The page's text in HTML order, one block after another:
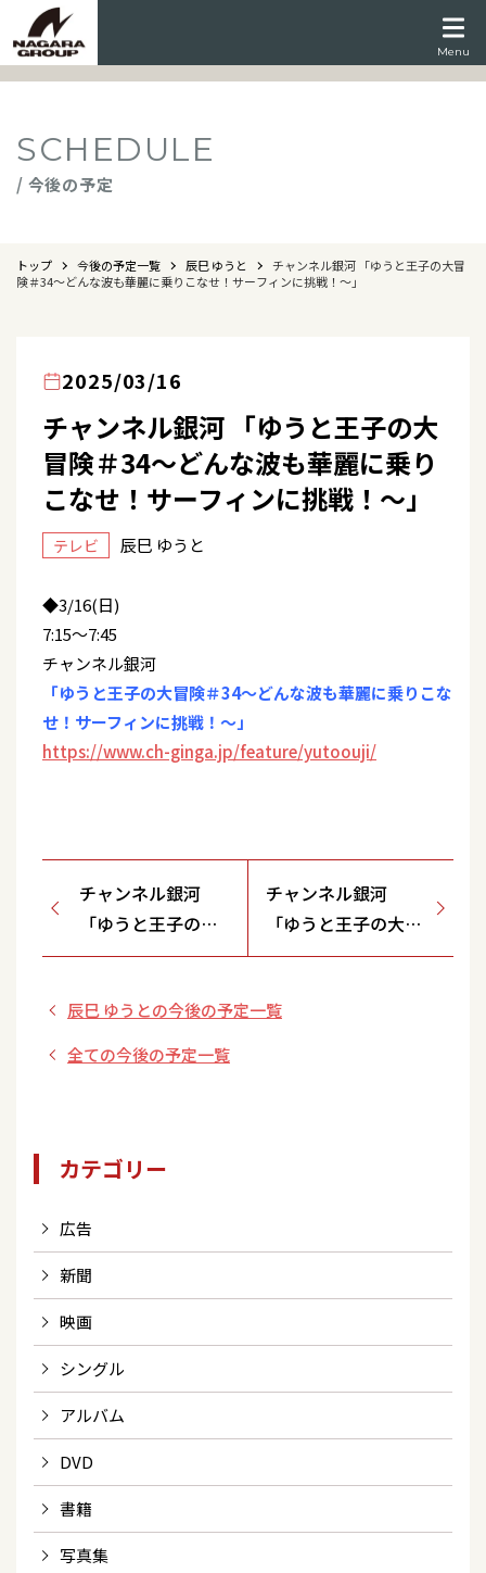
Menu
SCHEDULE
/ 今後の予定
トップ 今後の予定一覧 辰巳 ゆうと
チャンネル銀河 「ゆうと王子の大冒
険＃34～どんな波も華麗に乗りこなせ！サーフィンに挑戦！～」
2025/03/16
チャンネル銀河 「ゆうと王子の大
冒険＃34～どんな波も華麗に乗り
こなせ！サーフィンに挑戦！～」
テレビ 辰巳 ゆうと
◆3/16(日)
7:15～7:45
チャンネル銀河
「ゆうと王子の大冒険＃34～どんな波も華麗に乗りこな
せ！サーフィンに挑戦！～」
https://www.ch-ginga.jp/feature/yutoouji/
チャンネル銀河
「ゆうと王子の大
冒険＃34～どんな
なせ！サーフィン
に挑戦！～」
チャンネル銀河
「ゆうと王子の大冒
険＃34～どんな波も
サーフィンに挑戦！
辰巳 ゆうとの今後の予定一覧
全ての今後の予定一覧
カテゴリー
広告
新聞
映画
シングル
アルバム
DVD
書籍
写真集